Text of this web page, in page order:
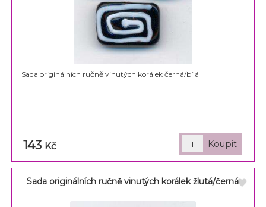
Sada originálních ručně vinutých korálek černá/bílá
143 Kč
Sada originálních ručně vinutých korálek žlutá/černá